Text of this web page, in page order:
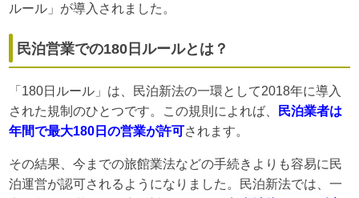
ルール」が導入されました。
民泊営業での180日ルールとは？
「180日ルール」は、民泊新法の一環として2018年に導入
された規制のひとつです。この規則によれば、 民泊業者は
年間で最大180日の営業が許可されます。
その結果、今までの旅館業法などの手続きよりも容易に民
泊運営が認可されるようになりました。民泊新法では、一